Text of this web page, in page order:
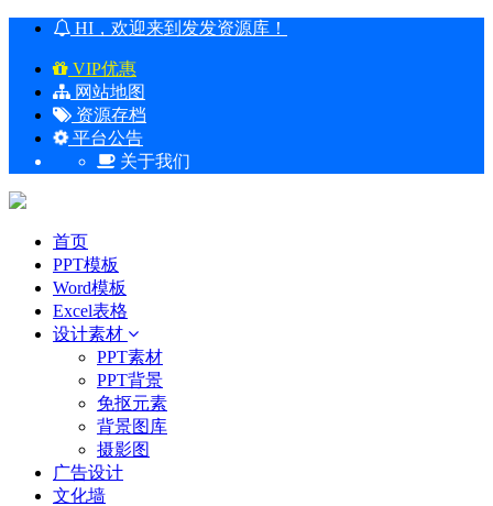
HI，欢迎来到发发资源库！
VIP优惠
网站地图
资源存档
平台公告
关于我们
首页
PPT模板
Word模板
Excel表格
设计素材
PPT素材
PPT背景
免抠元素
背景图库
摄影图
广告设计
文化墙